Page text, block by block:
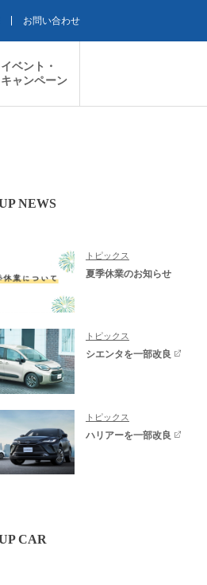
お問い合わせ
イベント・
キャンペーン
NEWS
トピックス
夏季休業のお知らせ
トピックス
シエンタを一部改良
トピックス
ハリアーを一部改良
CAR